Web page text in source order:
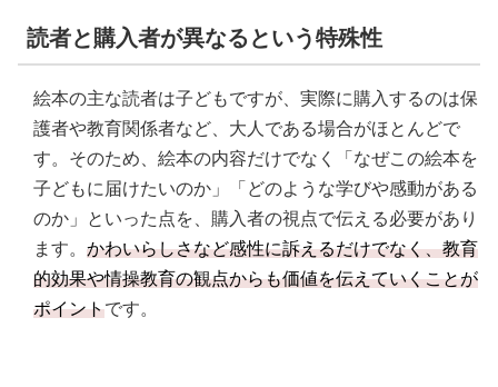
読者と購入者が異なるという特殊性
絵本の主な読者は子どもですが、実際に購入するのは保
護者や教育関係者など、大人である場合がほとんどで
す。そのため、絵本の内容だけでなく「なぜこの絵本を
子どもに届けたいのか」「どのような学びや感動がある
のか」といった点を、購入者の視点で伝える必要があり
ます。 かわいらしさなど感性に訴えるだけでなく、教育
的効果や情操教育の観点からも価値を伝えていくことが
ポイントです。